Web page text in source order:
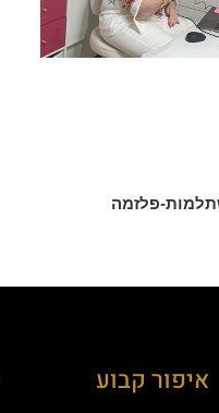
פלזמה
איפור קבוע